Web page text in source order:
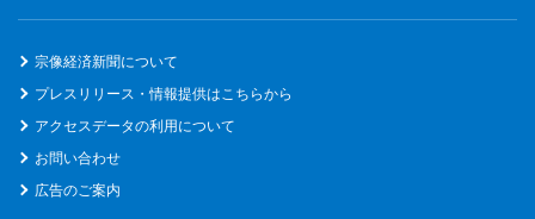
宗像経済新聞について
プレスリリース・情報提供はこちらから
アクセスデータの利用について
お問い合わせ
広告のご案内